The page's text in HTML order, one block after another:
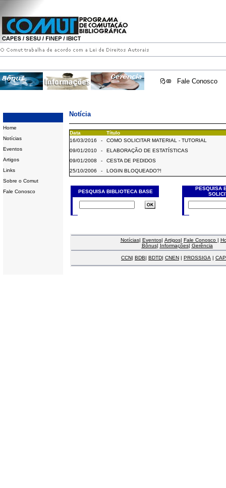
Fale Conosco
Home
Notícias
Eventos
Artigos
Links
Sobre o Comut
Fale Conosco
Notícia
Data
Título
16/03/2016
-
COMO SOLICITAR MATERIAL - TUTORIAL
09/01/2010
-
ELABORAÇÃO DE ESTATÍSTICAS
09/01/2008
-
CESTA DE PEDIDOS
25/10/2006
- LOGIN BLOQUEADO?!
PESQUISA BIBLIOTECA BASE
PESQUISA
Notícias| Eventos| Artigos| Fale Conosco |
Bônus| Informações| Gerência
CCN| BDB| BDTD| CNEN | PROSSIGA |